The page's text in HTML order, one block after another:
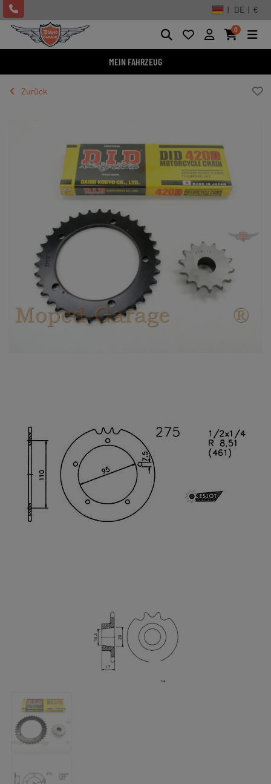
| DE | €
0
MEIN FAHRZEUG
Zurück